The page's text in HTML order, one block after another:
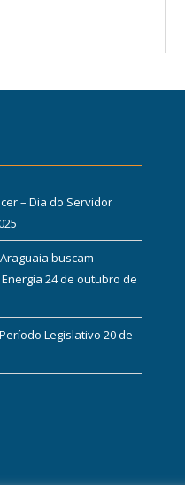
– Dia do Servidor
buscam
24 de outubro de
Legislativo 20 de